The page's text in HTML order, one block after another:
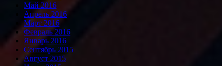
Май 2016
Апрель 2016
Март 2016
Февраль 2016
Январь 2016
Сентябрь 2015
Август 2015